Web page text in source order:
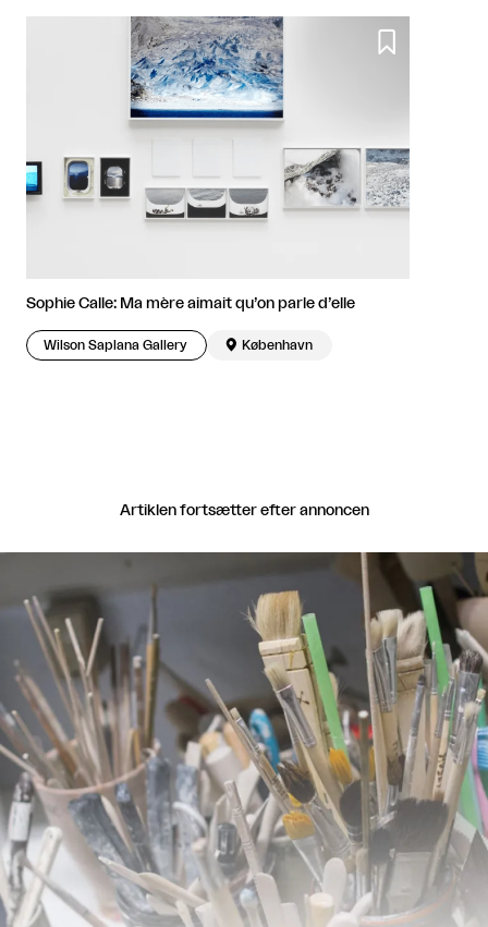

Sophie Calle: Ma mère aimait qu’on parle d’elle
Wilson Saplana Gallery  København
Artiklen fortsætter efter annoncen